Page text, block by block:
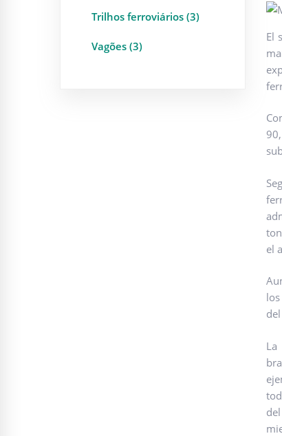
Trilhos ferroviários (3)
Vagões (3)
El
el
La